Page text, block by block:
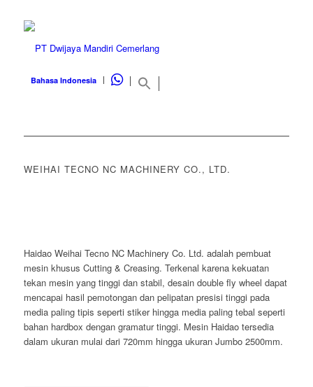
Bahasa Indonesia WHATSAPP
WEIHAI TECNO NC MACHINERY CO., LTD.
Haidao Weihai Tecno NC Machinery Co. Ltd. adalah pembuat
mesin khusus Cutting & Creasing. Terkenal karena kekuatan
tekan mesin yang tinggi dan stabil, desain double fly wheel dapat
mencapai hasil pemotongan dan pelipatan presisi tinggi pada
media paling tipis seperti stiker hingga media paling tebal seperti
bahan hardbox dengan gramatur tinggi. Mesin Haidao tersedia
dalam ukuran mulai dari 720mm hingga ukuran Jumbo 2500mm.